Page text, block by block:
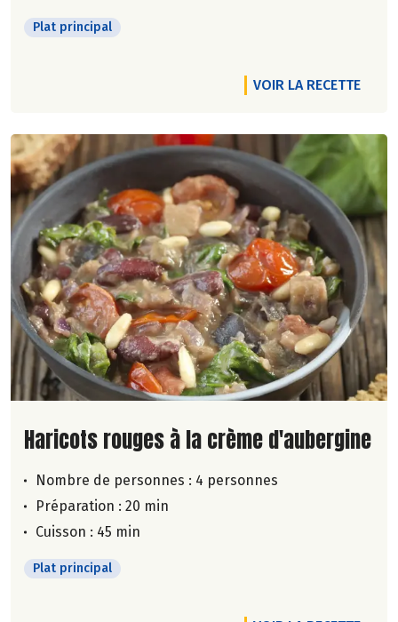
Plat principal
VOIR LA RECETTE
Lire la suite de la recette
Haricots rouges à la crème d'aubergine
Nombre de personnes : 4 personnes
Préparation : 20 min
Cuisson : 45 min
Plat principal